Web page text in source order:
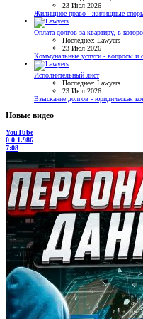
23 Июл 2026
Жилищное право - жилищные
Оплата долгов за квартиру, в
Последнее: Lawyers
23 Июл 2026
Коммунальные услуги - вопросы
Исполнительный лист
Последнее: Lawyers
23 Июл 2026
Взыскание долгов - юридическая
Новые видео
YouTube
0 0 1.986
7:08